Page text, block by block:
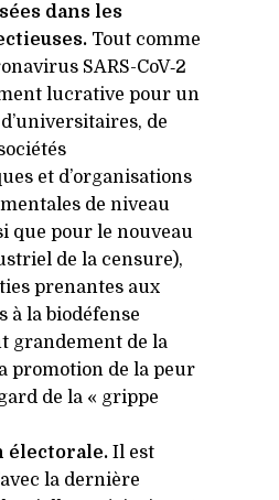
dans les
Tout comme
SARS-CoV‑2
lucrative pour un
de
et d’organisations
de niveau
que pour le nouveau
de la censure),
prenantes aux
à la biodéfense
grandement de la
promotion de la peur
de la « grippe
électorale. Il est
la dernière